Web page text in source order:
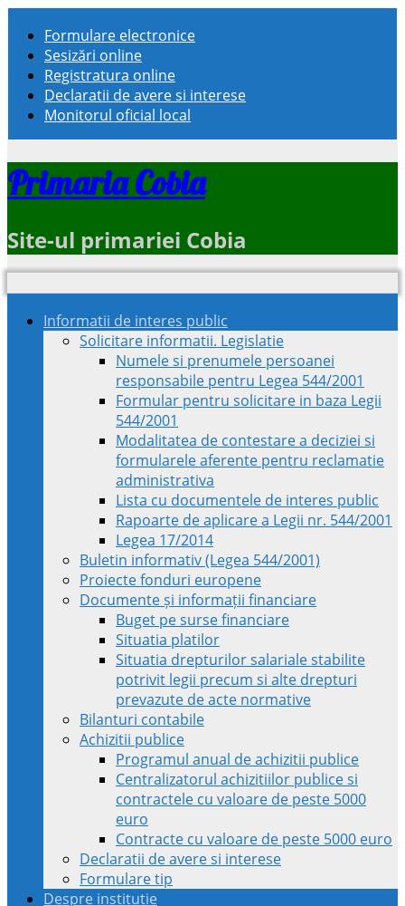
Formulare electronice
Sesizări online
Registratura online
Declaratii de avere si interese
Monitorul oficial local
Primaria Cobia
Site-ul primariei Cobia
Informatii de interes public
Solicitare informatii. Legislatie
Numele si prenumele persoanei
responsabile pentru Legea 544/2001
Formular pentru solicitare in baza Legii
544/2001
Modalitatea de contestare a deciziei si
formularele aferente pentru reclamatie
administrativa
Lista cu documentele de interes public
Rapoarte de aplicare a Legii nr. 544/2001
Legea 17/2014
Buletin informativ (Legea 544/2001)
Proiecte fonduri europene
Documente și informații financiare
Buget pe surse financiare
Situatia platilor
Situatia drepturilor salariale stabilite
potrivit legii precum si alte drepturi
prevazute de acte normative
Bilanturi contabile
Achizitii publice
Programul anual de achizitii publice
Centralizatorul achizitiilor publice si
contractele cu valoare de peste 5000
euro
Contracte cu valoare de peste 5000 euro
Declaratii de avere si interese
Formulare tip
Despre institutie